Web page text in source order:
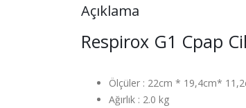
Açıklama
Respirox G1 Cpap
Ölçüler : 22cm * 19,4cm*
Ağırlık : 2.0 kg